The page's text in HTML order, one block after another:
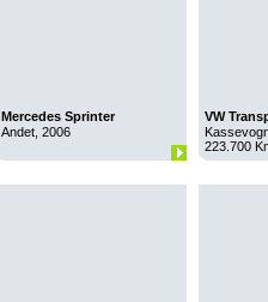
Mercedes Sprinter
Andet, 2006
VW
223.700